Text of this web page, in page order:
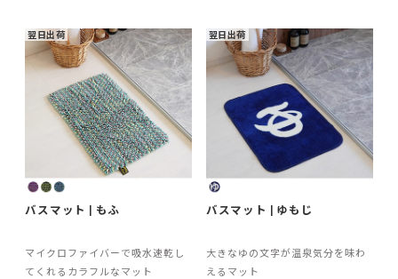
翌日出荷
バスマット | もふ
マイクロファイバーで吸水速乾し
てくれるカラフルなマット
翌日出荷
バスマット | ゆもじ
大きなゆの文字が温泉気分を味わ
えるマット